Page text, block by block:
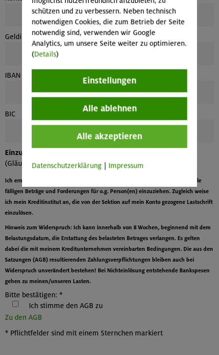
Geldinstitut
IBAN
BIC
Einzugsermächtigung/SEPA-Lastschriftverfahren
(Gläubiger ID: DE56ZZZ00000013220)
Ich ermächtige die Sektion Oberland von meinem Konto mittels Lastschrift alle
fälligen Beträge und Forderungen für o.g. Person(en) einzuziehen. Zugleich weise
ich mein Kreditinstitut an, die von der Sektion auf mein Konto gezogene Lastschrift
einzulösen.
Hinweis zum Widerspruch: Ich kann innerhalb von 8 Wochen, beginnend mit dem
Belastungsdatum, die Erstattung des belasteten Betrages verlangen. Es gelten
dabei die mit meinem Kreditunternehmen vereinbarten Bedingungen. Die aus den
Satzungen (AGB) resultierenden Zahlungsverpflichtungen bleiben auch bei
Widerspruch unverändert bestehen! Bei Nichteinlösung entstehende Bankspesen
gehen zu meinen/unseren Lasten.
Bitte bestätigen: *
Ich stimme den AGB zu
Zu den AGB
* Pflichtfelder sind mit einem Sternchen markiert
schützen und zu verbessern. Neben technisch
notwendigen Cookies, die zum Betrieb der Seite
notwendig sind, verwenden wir Google
Analytics, um unsere Seite weiter zu optimieren.
(Details)
Einstellungen
Alle ablehnen
Alle akzeptieren
Datenschutzerklärung Impressum